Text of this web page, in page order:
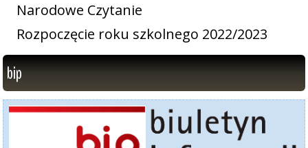
Narodowe Czytanie
Rozpoczęcie roku szkolnego 2022/2023
bip